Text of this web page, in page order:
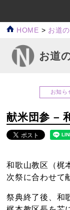
HOME > お道
お道
お知ら
献米団参 –
和歌山教区（梶
次祭に合わせて
祭典終了後、和